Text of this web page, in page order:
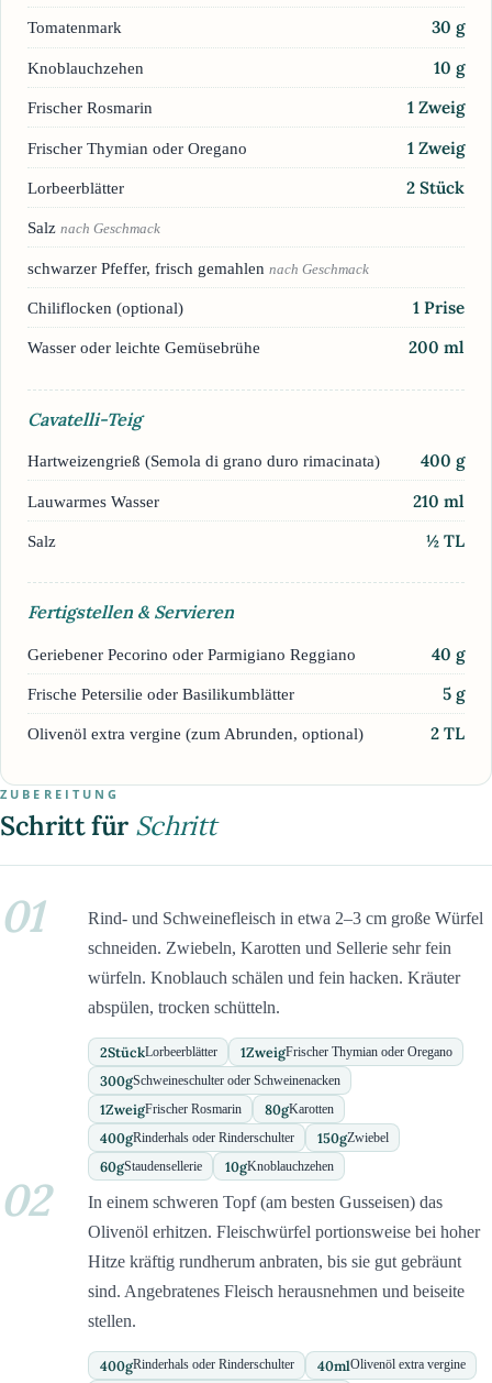
Tomatenmark 30 g
Knoblauchzehen 10 g
Frischer Rosmarin 1 Zweig
Frischer Thymian oder Oregano 1 Zweig
Lorbeerblätter 2 Stück
Salz nach Geschmack
schwarzer Pfeffer, frisch gemahlen nach Geschmack
Chiliflocken (optional) 1 Prise
Wasser oder leichte Gemüsebrühe 200 ml
Cavatelli-Teig
Hartweizengrieß (Semola di grano duro rimacinata) 400 g
Lauwarmes Wasser 210 ml
Salz ½ TL
Fertigstellen & Servieren
Geriebener Pecorino oder Parmigiano Reggiano 40 g
Frische Petersilie oder Basilikumblätter 5 g
Olivenöl extra vergine (zum Abrunden, optional) 2 TL
ZUBEREITUNG
Schritt für Schritt
01
Rind- und Schweinefleisch in etwa 2–3 cm große Würfel
schneiden. Zwiebeln, Karotten und Sellerie sehr fein
würfeln. Knoblauch schälen und fein hacken. Kräuter
abspülen, trocken schütteln.
2StückLorbeerblätter 1ZweigFrischer Thymian oder Oregano
300gSchweineschulter oder Schweinenacken
1ZweigFrischer Rosmarin 80gKarotten
400gRinderhals oder Rinderschulter 150gZwiebel
60gStaudensellerie 10gKnoblauchzehen
02
In einem schweren Topf (am besten Gusseisen) das
Olivenöl erhitzen. Fleischwürfel portionsweise bei hoher
Hitze kräftig rundherum anbraten, bis sie gut gebräunt
sind. Angebratenes Fleisch herausnehmen und beiseite
stellen.
400gRinderhals oder Rinderschulter 40mlOlivenöl extra vergine